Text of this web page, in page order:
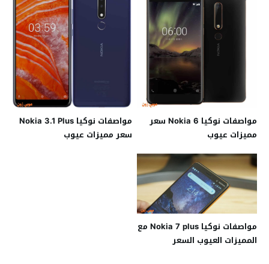
مواصفات نوكيا Nokia 6 سعر
مميزات عيوب
مواصفات نوكيا Nokia 3.1 Plus
سعر مميزات عيوب
مواصفات نوكيا Nokia 7 plus مع
المميزات العيوب السعر